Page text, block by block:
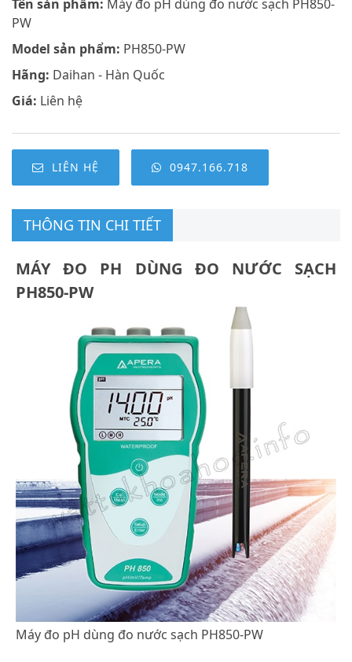
Tên sản phẩm: Máy đo pH dùng đo nước sạch PH850-
PW
Model sản phẩm: PH850-PW
Hãng: Daihan - Hàn Quốc
Giá: Liên hệ
LIÊN HỆ 0947.166.718
THÔNG TIN CHI TIẾT
MÁY ĐO PH DÙNG ĐO NƯỚC SẠCH
PH850-PW
Máy đo pH dùng đo nước sạch PH850-PW